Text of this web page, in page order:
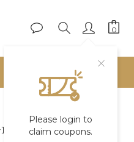
Please login to
claim coupons.